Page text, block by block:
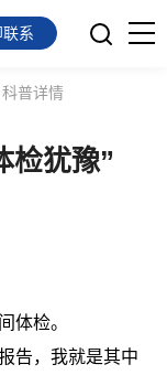
联系
科普详情
检犹豫”
体检。
告，我就是其中